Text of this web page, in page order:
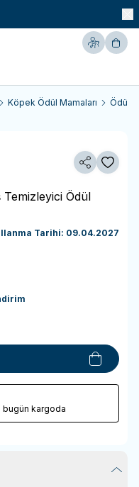
Hesabım
Köpek Ödül Mamaları Ödül
Paylaş
Ödül
Tarihi: 09.04.2027
kargoda